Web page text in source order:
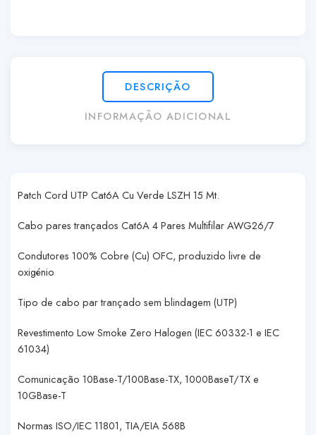
DESCRIÇÃO
INFORMAÇÃO ADICIONAL
Patch Cord UTP Cat6A Cu Verde LSZH 15 Mt.
Cabo pares trançados Cat6A 4 Pares Multifilar AWG26/7
Condutores 100% Cobre (Cu) OFC, produzido livre de
oxigénio
Tipo de cabo par trançado sem blindagem (UTP)
Revestimento Low Smoke Zero Halogen (IEC 60332-1 e IEC
61034)
Comunicação 10Base-T/100Base-TX, 1000BaseT/TX e
10GBase-T
Normas ISO/IEC 11801, TIA/EIA 568B